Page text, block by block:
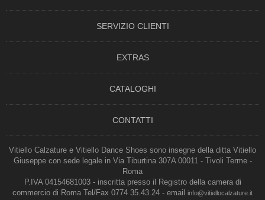
SERVIZIO CLIENTI
EXTRAS
CATALOGHI
CONTATTI
Vitiello Calzature e Vitiello Dance Shoes sono insegne della ditta Vitiello
Giuseppe con sede legale in Via Tiburtina 307A 00011 - Tivoli Terme -
Roma
P.IVA 04154681003 - inscritta presso il Registro della camera di
commercio di Roma Tel/Fax 0774 35.43.24 - email
info@vitiellocalzature.it